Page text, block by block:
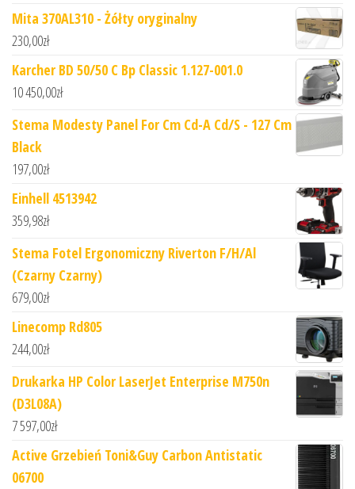
Mita 370AL310 - Żółty oryginalny
230,00zł
Karcher BD 50/50 C Bp Classic 1.127-001.0
10 450,00zł
Stema Modesty Panel For Cm Cd-A Cd/S - 127 Cm
Black
197,00zł
Einhell 4513942
359,98zł
Stema Fotel Ergonomiczny Riverton F/H/Al
(Czarny Czarny)
679,00zł
Linecomp Rd805
244,00zł
Drukarka HP Color LaserJet Enterprise M750n
(D3L08A)
7 597,00zł
Active Grzebień Toni&Guy Carbon Antistatic
06700